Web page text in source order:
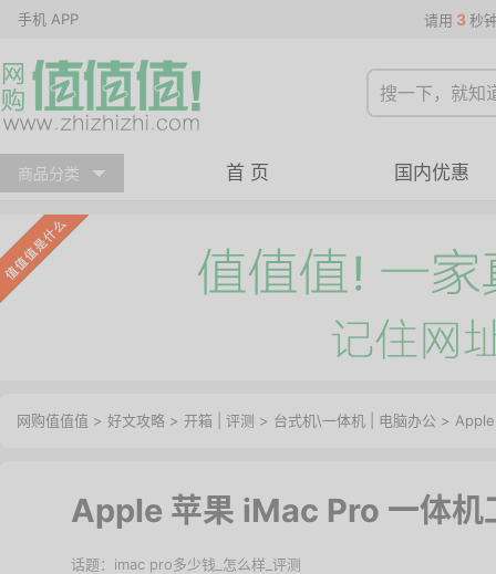
手机 APP 请用 3 秒
商品分类 首 页 国内优惠
网购值值值 > 好文攻略 > 开箱 评测 > 台式机\一体机 电脑办公 >
Apple 苹果 iMac Pro 一体机
imac pro多少钱_怎么样_评测